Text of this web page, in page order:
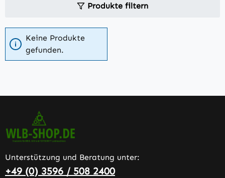
Produkte filtern
Keine Produkte
gefunden.
Unterstützung und Beratung unter:
+49 (0) 3596 / 508 2400